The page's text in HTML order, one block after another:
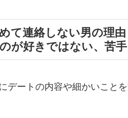
て連絡しない男の理
が好きではない、苦手
デートの内容や細かいこと